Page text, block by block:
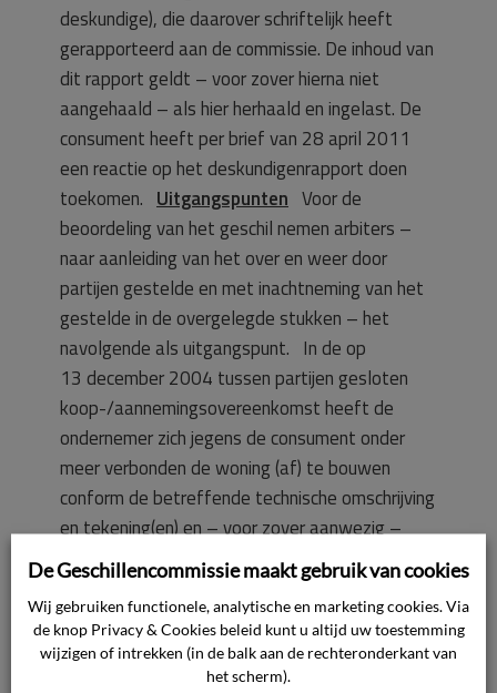
deskundige), die daarover schriftelijk heeft
gerapporteerd aan de commissie. De inhoud van
dit rapport geldt – voor zover hierna niet
aangehaald – als hier herhaald en ingelast. De
consument heeft per brief van 28 april 2011
een reactie op het deskundigenrapport doen
toekomen. Uitgangspunten Voor de
beoordeling van het geschil nemen arbiters –
naar aanleiding van het over en weer door
partijen gestelde en met inachtneming van het
gestelde in de overgelegde stukken – het
navolgende als uitgangspunt. In de op
13 december 2004 tussen partijen gesloten
koop-/aannemingsovereenkomst heeft de
ondernemer zich jegens de consument onder
meer verbonden de woning (af) te bouwen
conform de betreffende technische omschrijving
en tekening(en) en – voor zover aanwezig –
staten van wijzigingen, zoals aangegeven op de
bij de koop-/aannemingsovereenkomst
behorende situatietekening naar de eisen van
goed en deugdelijk werk en met inachtneming
van de voorschriften van overheid en
De Geschillencommissie maakt gebruik van cookies
Wij gebruiken functionele, analytische en marketing cookies. Via
de knop Privacy & Cookies beleid kunt u altijd uw toestemming
wijzigen of intrekken (in de balk aan de rechteronderkant van
het scherm).